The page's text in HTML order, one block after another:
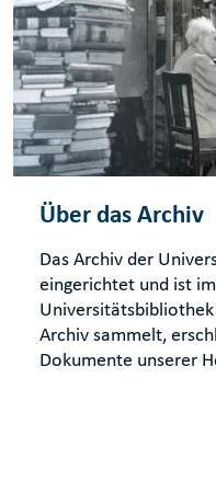
Über das Archiv
Das Archiv der
eingerichtet und ist
Archiv sammelt,
Dokumente unserer